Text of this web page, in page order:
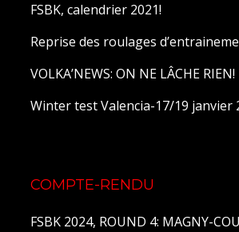
FSBK, calendrier 2021!
Reprise des roulages
VOLKA’NEWS: ON NE LÂCHE RIEN!
Winter test Valencia-17/19 janvier
COMPTE-RENDU
FSBK 2024, ROUND 4: MAGNY-